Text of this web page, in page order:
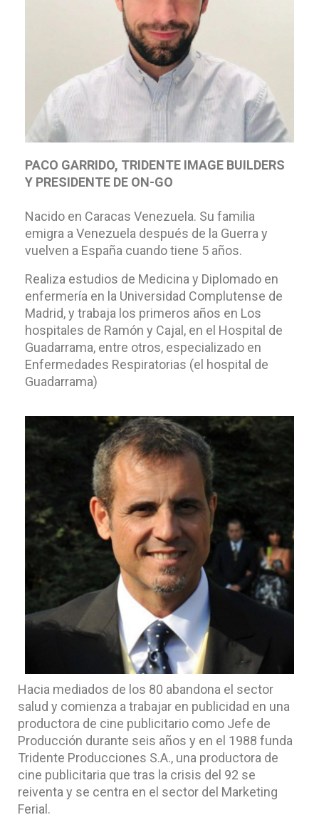
PACO GARRIDO, TRIDENTE IMAGE BUILDERS
Y PRESIDENTE DE ON-GO
Nacido en Caracas Venezuela. Su familia
emigra a Venezuela después de la Guerra y
vuelven a España cuando tiene 5 años.
Realiza estudios de Medicina y Diplomado en
enfermería en la Universidad Complutense de
Madrid, y trabaja los primeros años en Los
hospitales de Ramón y Cajal, en el Hospital de
Guadarrama, entre otros, especializado en
Enfermedades Respiratorias (el hospital de
Guadarrama)
Hacia mediados de los 80 abandona el sector
salud y comienza a trabajar en publicidad en una
productora de cine publicitario como Jefe de
Producción durante seis años y en el 1988 funda
Tridente Producciones S.A., una productora de
cine publicitaria que tras la crisis del 92 se
reiventa y se centra en el sector del Marketing
Ferial.